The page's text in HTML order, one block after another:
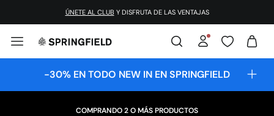
¡DESCARGA LA APP!
-30% EN TODO NEW IN EN SPRINGFIELD
COMPRANDO 2 O MÁS PRODUCTOS